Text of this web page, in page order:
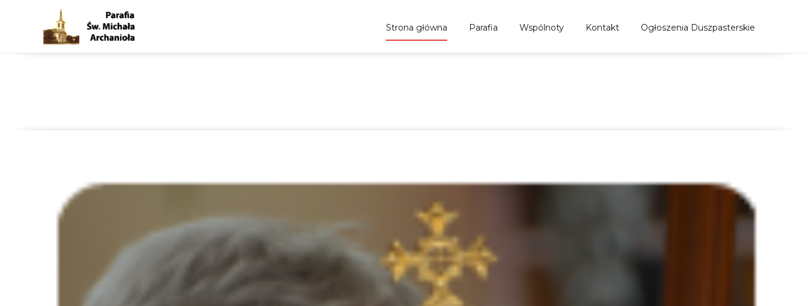
Skip to content
Strona główna Parafia Wspólnoty Kontakt Ogłoszenia Duszpasterskie